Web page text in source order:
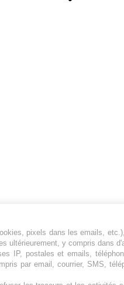
est un média sportif qui
de l'actualité de la Ligue 1
de la Ligue 2 et
pixels dans les emails,
ultérieurement, y compris dans
IP, postales et emails,
par email, courrier, SMS,